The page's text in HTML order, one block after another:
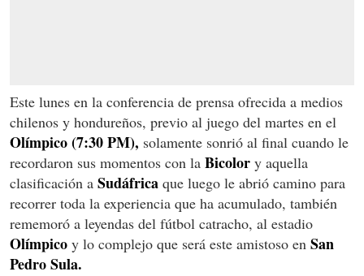
Este lunes en la conferencia de prensa ofrecida a medios
chilenos y hondureños, previo al juego del martes en el
Olímpico (7:30 PM), solamente sonrió al final cuando le
recordaron sus momentos con la Bicolor y aquella
clasificación a Sudáfrica que luego le abrió camino para
recorrer toda la experiencia que ha acumulado, también
rememoró a leyendas del fútbol catracho, al estadio
Olímpico y lo complejo que será este amistoso en San
Pedro Sula.